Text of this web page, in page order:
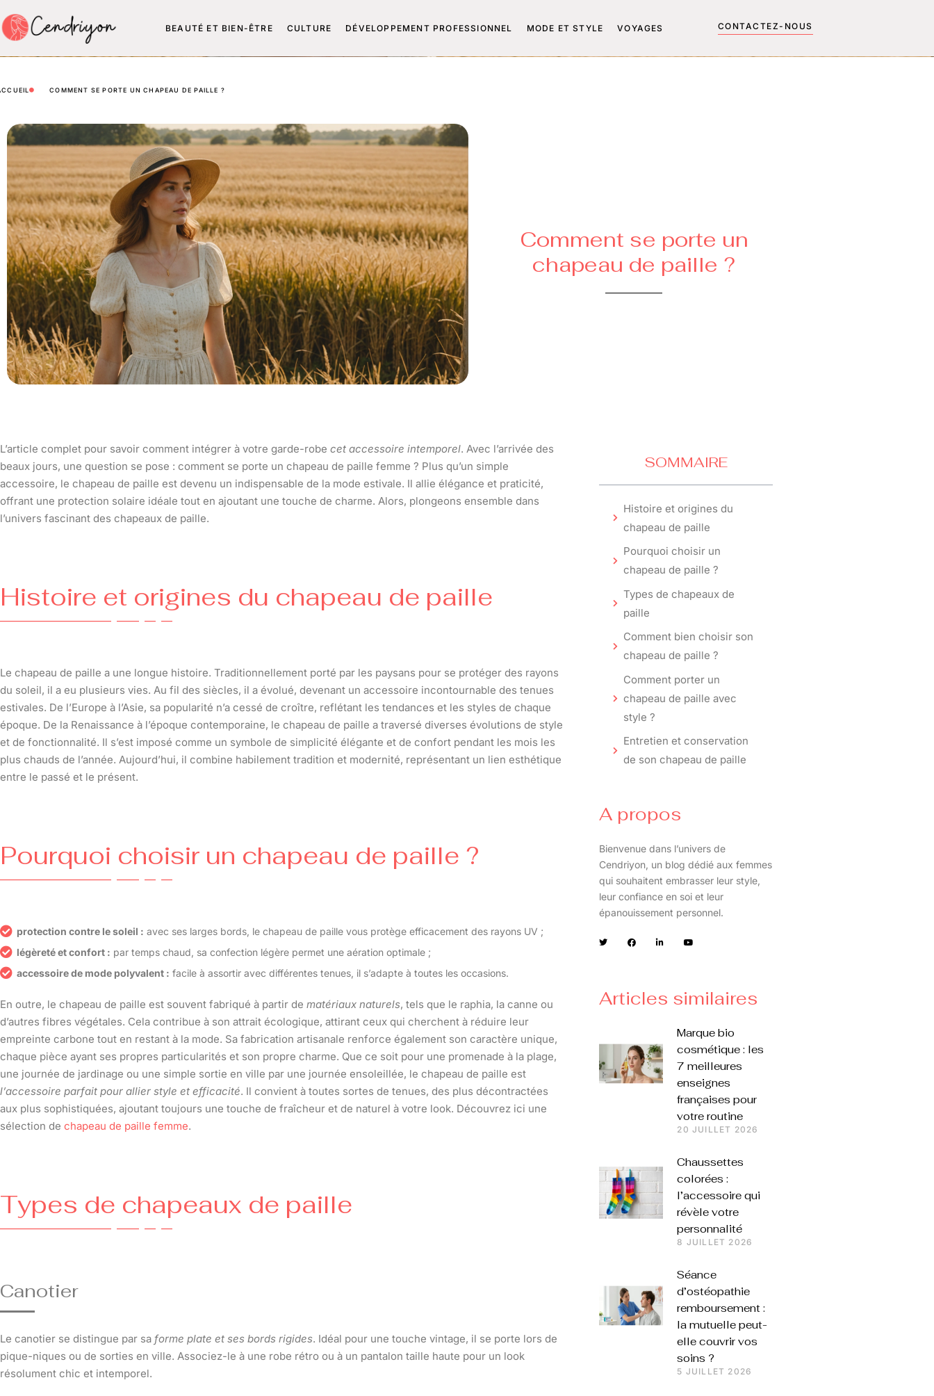
BEAUTÉ ET BIEN-ÊTRE CULTURE DÉVELOPPEMENT PROFESSIONNEL MODE ET STYLE VOYAGES CONTACTEZ-NOUS
COMMENT SE PORTE UN CHAPEAU DE PAILLE ?
Comment se porte un
chapeau de paille ?
L’article complet pour savoir comment intégrer à votre garde-robe cet accessoire intemporel. Avec l’arrivée des
beaux jours, une question se pose : comment se porte un chapeau de paille femme ? Plus qu’un simple
accessoire, le chapeau de paille est devenu un indispensable de la mode estivale. Il allie élégance et praticité,
offrant une protection solaire idéale tout en ajoutant une touche de charme. Alors, plongeons ensemble dans
l’univers fascinant des chapeaux de paille.
Histoire et origines du chapeau de paille
Le chapeau de paille a une longue histoire. Traditionnellement porté par les paysans pour se protéger des rayons
du soleil, il a eu plusieurs vies. Au fil des siècles, il a évolué, devenant un accessoire incontournable des tenues
estivales. De l’Europe à l’Asie, sa popularité n’a cessé de croître, reflétant les tendances et les styles de chaque
époque. De la Renaissance à l’époque contemporaine, le chapeau de paille a traversé diverses évolutions de style
et de fonctionnalité. Il s’est imposé comme un symbole de simplicité élégante et de confort pendant les mois les
plus chauds de l’année. Aujourd’hui, il combine habilement tradition et modernité, représentant un lien esthétique
entre le passé et le présent.
Pourquoi choisir un chapeau de paille ?
protection contre le soleil : avec ses larges bords, le chapeau de paille vous protège efficacement des rayons UV ;
légèreté et confort : par temps chaud, sa confection légère permet une aération optimale ;
accessoire de mode polyvalent : facile à assortir avec différentes tenues, il s’adapte à toutes les occasions.
En outre, le chapeau de paille est souvent fabriqué à partir de matériaux naturels, tels que le raphia, la canne ou
d’autres fibres végétales. Cela contribue à son attrait écologique, attirant ceux qui cherchent à réduire leur
empreinte carbone tout en restant à la mode. Sa fabrication artisanale renforce également son caractère unique,
chaque pièce ayant ses propres particularités et son propre charme. Que ce soit pour une promenade à la plage,
une journée de jardinage ou une simple sortie en ville par une journée ensoleillée, le chapeau de paille est
l’accessoire parfait pour allier style et efficacité. Il convient à toutes sortes de tenues, des plus décontractées
aux plus sophistiquées, ajoutant toujours une touche de fraîcheur et de naturel à votre look. Découvrez ici une
sélection de chapeau de paille femme.
Types de chapeaux de paille
Canotier
Le canotier se distingue par sa forme plate et ses bords rigides. Idéal pour une touche vintage, il se porte lors de
pique-niques ou de sorties en ville. Associez-le à une robe rétro ou à un pantalon taille haute pour un look
résolument chic et intemporel.
SOMMAIRE
Histoire et origines du
chapeau de paille
Pourquoi choisir un
chapeau de paille ?
Types de chapeaux de
paille
Comment bien choisir son
chapeau de paille ?
Comment porter un
chapeau de paille avec
style ?
Entretien et conservation
de son chapeau de paille
A propos
Bienvenue dans l’univers de
Cendriyon, un blog dédié aux femmes
qui souhaitent embrasser leur style,
leur confiance en soi et leur
épanouissement personnel.
Articles similaires
Marque bio
cosmétique : les
7 meilleures
enseignes
françaises pour
votre routine
20 JUILLET 2026
Chaussettes
colorées :
l’accessoire qui
révèle votre
personnalité
8 JUILLET 2026
Séance
d’ostéopathie
remboursement :
la mutuelle peut-
elle couvrir vos
soins ?
5 JUILLET 2026